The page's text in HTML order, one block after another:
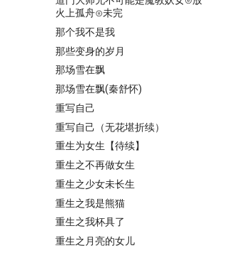
火上孤舟⊙未完
那个我不是我
那些变身的岁月
那场雪在飘
那场雪在飘(秦舒怀)
重写自己
重写自己（无花堪折续）
重生为女生【待续】
重生之不再做女生
重生之少女未长生
重生之我是熊猫
重生之我杯具了
重生之月亮的女儿